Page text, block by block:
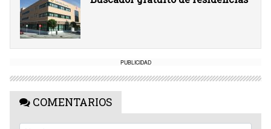
PUBLICIDAD
COMENTARIOS